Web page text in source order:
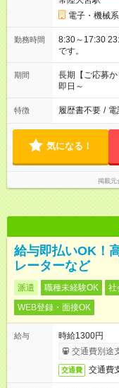
電子・機械
勤務時間
8:30～17:30 23:00～8:00 ※表記のうち
です。
期間
長期【ご応募
即日～
特徴 履歴書不要 / 電
気になる！
掲載元
給与即払いOK！
レーターなど
派遣 職種未経験OK 社
WEB登録・面接OK
給与
時給1300円
交通費別途
交通費 交通費